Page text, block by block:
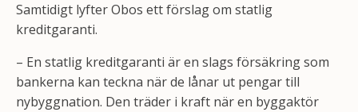
Samtidigt lyfter Obos ett förslag om statlig
kreditgaranti.
– En statlig kreditgaranti är en slags försäkring som
bankerna kan teckna när de lånar ut pengar till
nybyggnation. Den träder i kraft när en byggaktör